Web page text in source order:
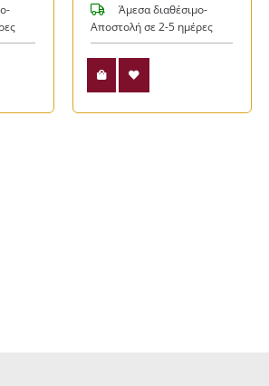
Άμεσα διαθέσιμο-
Αποστολή σε 2-5 ημέρες